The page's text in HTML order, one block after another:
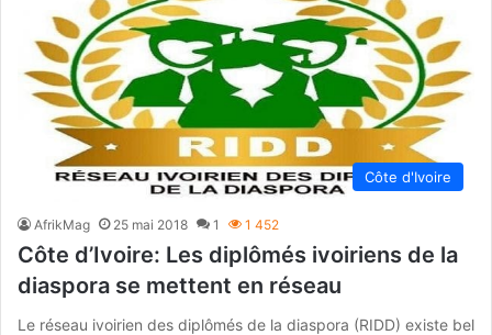
Côte d'Ivoire
AfrikMag 25 mai 2018 1 1 452
Côte d’Ivoire: Les diplômés ivoiriens de la
diaspora se mettent en réseau
Le réseau ivoirien des diplômés de la diaspora (RIDD) existe bel